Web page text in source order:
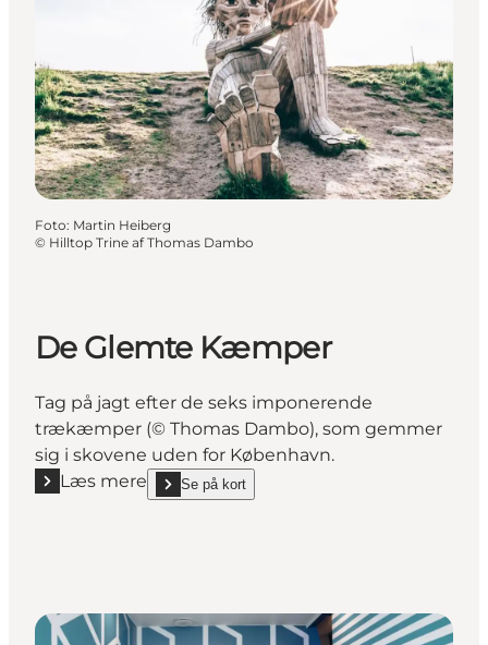
Foto: Martin Heiberg
© Hilltop Trine af Thomas Dambo
De Glemte Kæmper
Tag på jagt efter de seks imponerende
trækæmper (© Thomas Dambo), som gemmer
sig i skovene uden for København.
Læs mere
Læs mere "De Glemte Kæmper"
Se på kort
show De Glemte Kæmper on_map